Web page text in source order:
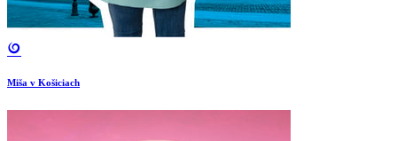
Miša v Košiciach